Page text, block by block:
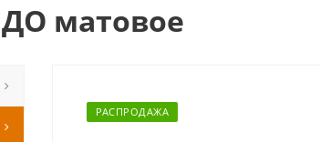
ДО матовое
РАСПРОДАЖА